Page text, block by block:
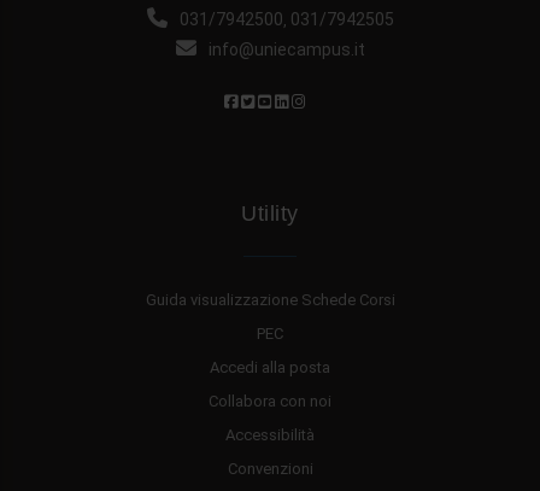
031/7942500, 031/7942505
info@uniecampus.it
Utility
Guida visualizzazione Schede Corsi
PEC
Accedi alla posta
Collabora con noi
Accessibilità
Convenzioni